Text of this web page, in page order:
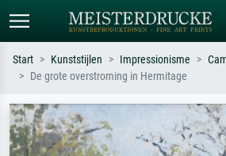
Zoek op kunstenaar, titel of stijl – bijv.
Monet, Sterrennacht, impressionisme,
Hokusai-golf, naakt.
weide,
Start Kunststijlen Impressionisme
De grote overstroming in Hermitage